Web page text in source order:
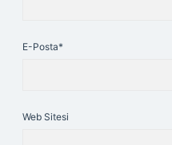
E-Posta*
Web Sitesi